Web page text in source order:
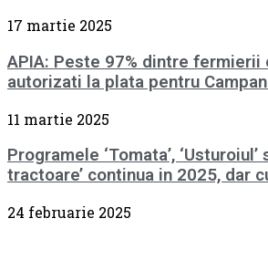
17 martie 2025
APIA: Peste 97% dintre
autorizati la plata pentru
11 martie 2025
Programele ‘Tomata’, ‘Usturoiul’
tractoare’ continua in 2025, dar
24 februarie 2025